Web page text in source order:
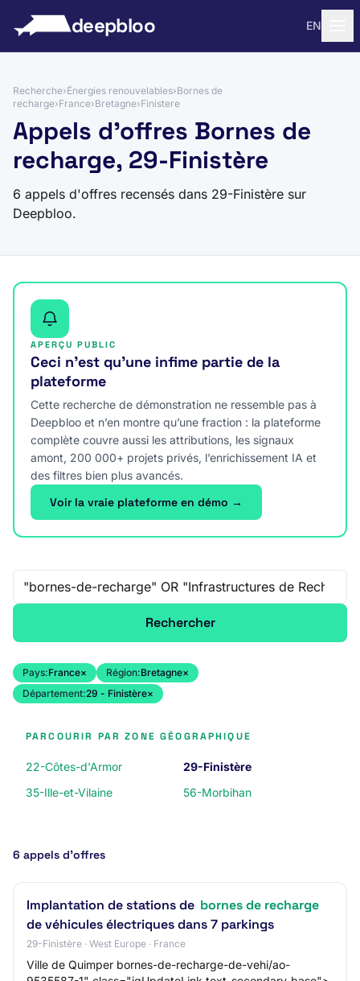
deepbloo EN
Recherche›Énergies renouvelables›Bornes de
recharge›France›Bretagne›Finistere
Appels d'offres Bornes de
recharge, 29-Finistère
6 appels d'offres recensés dans 29-Finistère sur
Deepbloo.
APERÇU PUBLIC
Ceci n’est qu’une infime partie de la
plateforme
Cette recherche de démonstration ne ressemble pas à
Deepbloo et n’en montre qu’une fraction : la plateforme
complète couvre aussi les attributions, les signaux
amont, 200 000+ projets privés, l’enrichissement IA et
des filtres bien plus avancés.
Voir la vraie plateforme en démo →
Recherche libre
Rechercher
Pays:France× Région:Bretagne×
Département:29 - Finistère×
PARCOURIR PAR ZONE GÉOGRAPHIQUE
22-Côtes-d'Armor
29-Finistère
35-Ille-et-Vilaine
56-Morbihan
6 appels d’offres
Implantation de stations de bornes de recharge
de véhicules électriques dans 7 parkings
29-Finistère · West Europe · France
Ville de Quimper bornes-de-recharge-de-vehi/ao-